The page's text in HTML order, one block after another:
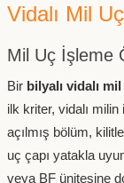
Vidalı Mil
Mil Uç İşleme
Bir bilyalı vidalı
ilk kriter, vidalı
açılmış bölüm,
uç çapı yatakla
veya BF ünitesine